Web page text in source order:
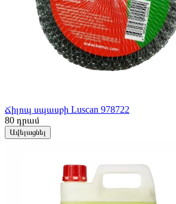
Ճիլոպ սպասքի Luscan 978722
80 դրամ
Ավելացնել